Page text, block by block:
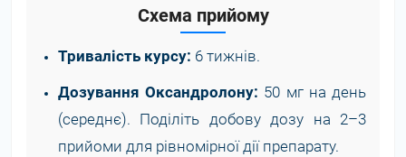
Схема прийому
Тривалість курсу: 6 тижнів.
Дозування Оксандролону: 50 мг на день
(середнє). Поділіть добову дозу на 2–3
прийоми для рівномірної дії препарату.